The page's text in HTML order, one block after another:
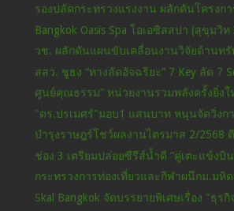
รองปลัดกระทรวงแรงงาน ผลักดันโครงกา
Bangkok Oasis Spa โอเอซิสสปา (สุขุมวิท
วช. ผลักดันแผนขับเคลื่อนงานวิจัยด้านทรั
สสว. ชูธง “ทางลัดอัจฉริยะ” 7 Key ลัด 7
ศูนย์คุณธรรม” หน่วยงานรวมพลังครั้งยิ่ง
"ดร.ปรเมศร์"มอบ1 แสนบาท หนุนจัดวิ่งก
บำรุงราษฎร์โชว์ผลงานไตรมาส 2/2568
ช่อง 3 เตรียมปล่อยซีรีส์น้ำดี “คู่เตะแข้งบิ
กระทรวงการท่องเที่ยวและกีฬาผนึกม.มหิ
Skal Bangkok จัดบรรยายพิเศษเรื่อง "ธุร